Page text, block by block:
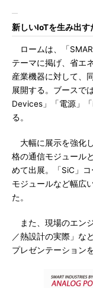
新しいIoTを生み出す
ロームは、「
テーマに掲げ、省エ
産業機器に対して、
展開する。ブースで
Devices」「電源」
る。
大幅に展示を強化
格の通信モジュール
めて出展。「SiC」
モジュールなど幅広
た。
また、現場のエン
／熱設計の実際」な
プレゼンテーション